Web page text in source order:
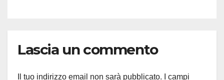
Lascia un commento
Il tuo indirizzo email non sarà pubblicato.
I campi